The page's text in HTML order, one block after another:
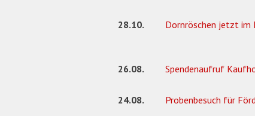
28.10. Dornröschen jetzt im
26.08. Spendenaufruf
24.08. Probenbesuch für